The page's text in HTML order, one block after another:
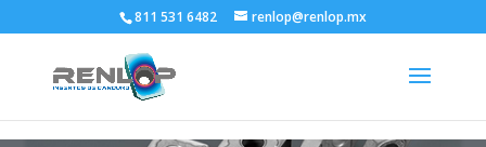
811 531 6482 renlop@renlop.mx